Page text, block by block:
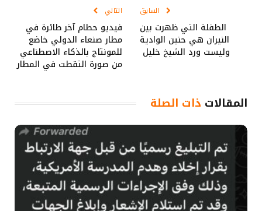
السابق
الطفلة التي ظهرت بين
النيران هي حنين الوادية
وليست ورد الشيخ خليل
التالي
فيديو حطام آخر طائرة في
مطار صنعاء الدولي خاضع
للمونتاج بالذكاء الاصطناعي
من صورة التقطت في المطار
المقالات ذات الصلة